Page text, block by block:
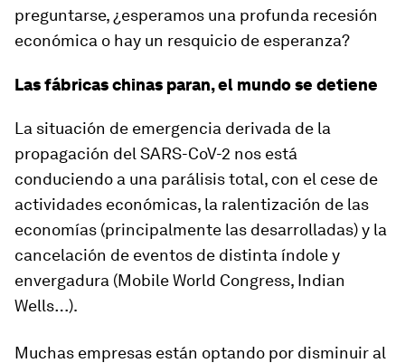
preguntarse, ¿esperamos una profunda recesión
económica o hay un resquicio de esperanza?
Las fábricas chinas paran, el mundo se detiene
La situación de emergencia derivada de la
propagación del SARS-CoV-2 nos está
conduciendo a una parálisis total, con el cese de
actividades económicas, la ralentización de las
economías (principalmente las desarrolladas) y la
cancelación de eventos de distinta índole y
envergadura (Mobile World Congress, Indian
Wells…).
Muchas empresas están optando por disminuir al